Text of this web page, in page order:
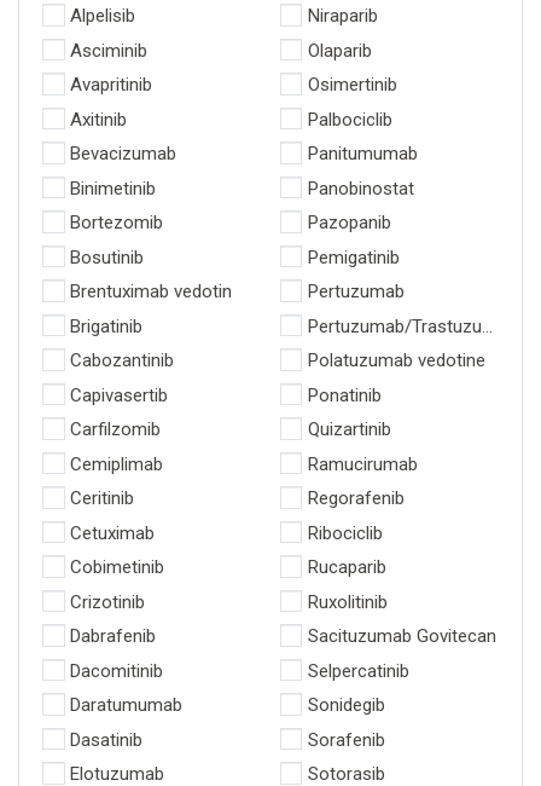
Alpelisib
Asciminib
Avapritinib
Axitinib
Bevacizumab
Binimetinib
Bortezomib
Bosutinib
Brentuximab vedotin
Brigatinib
Cabozantinib
Capivasertib
Carfilzomib
Cemiplimab
Ceritinib
Cetuximab
Cobimetinib
Crizotinib
Dabrafenib
Dacomitinib
Daratumumab
Dasatinib
Elotuzumab
Niraparib
Olaparib
Osimertinib
Palbociclib
Panitumumab
Panobinostat
Pazopanib
Pemigatinib
Pertuzumab
Pertuzumab/Trastuzumab
Polatuzumab vedotine
Ponatinib
Quizartinib
Ramucirumab
Regorafenib
Ribociclib
Rucaparib
Ruxolitinib
Sacituzumab Govitecan
Selpercatinib
Sonidegib
Sorafenib
Sotorasib